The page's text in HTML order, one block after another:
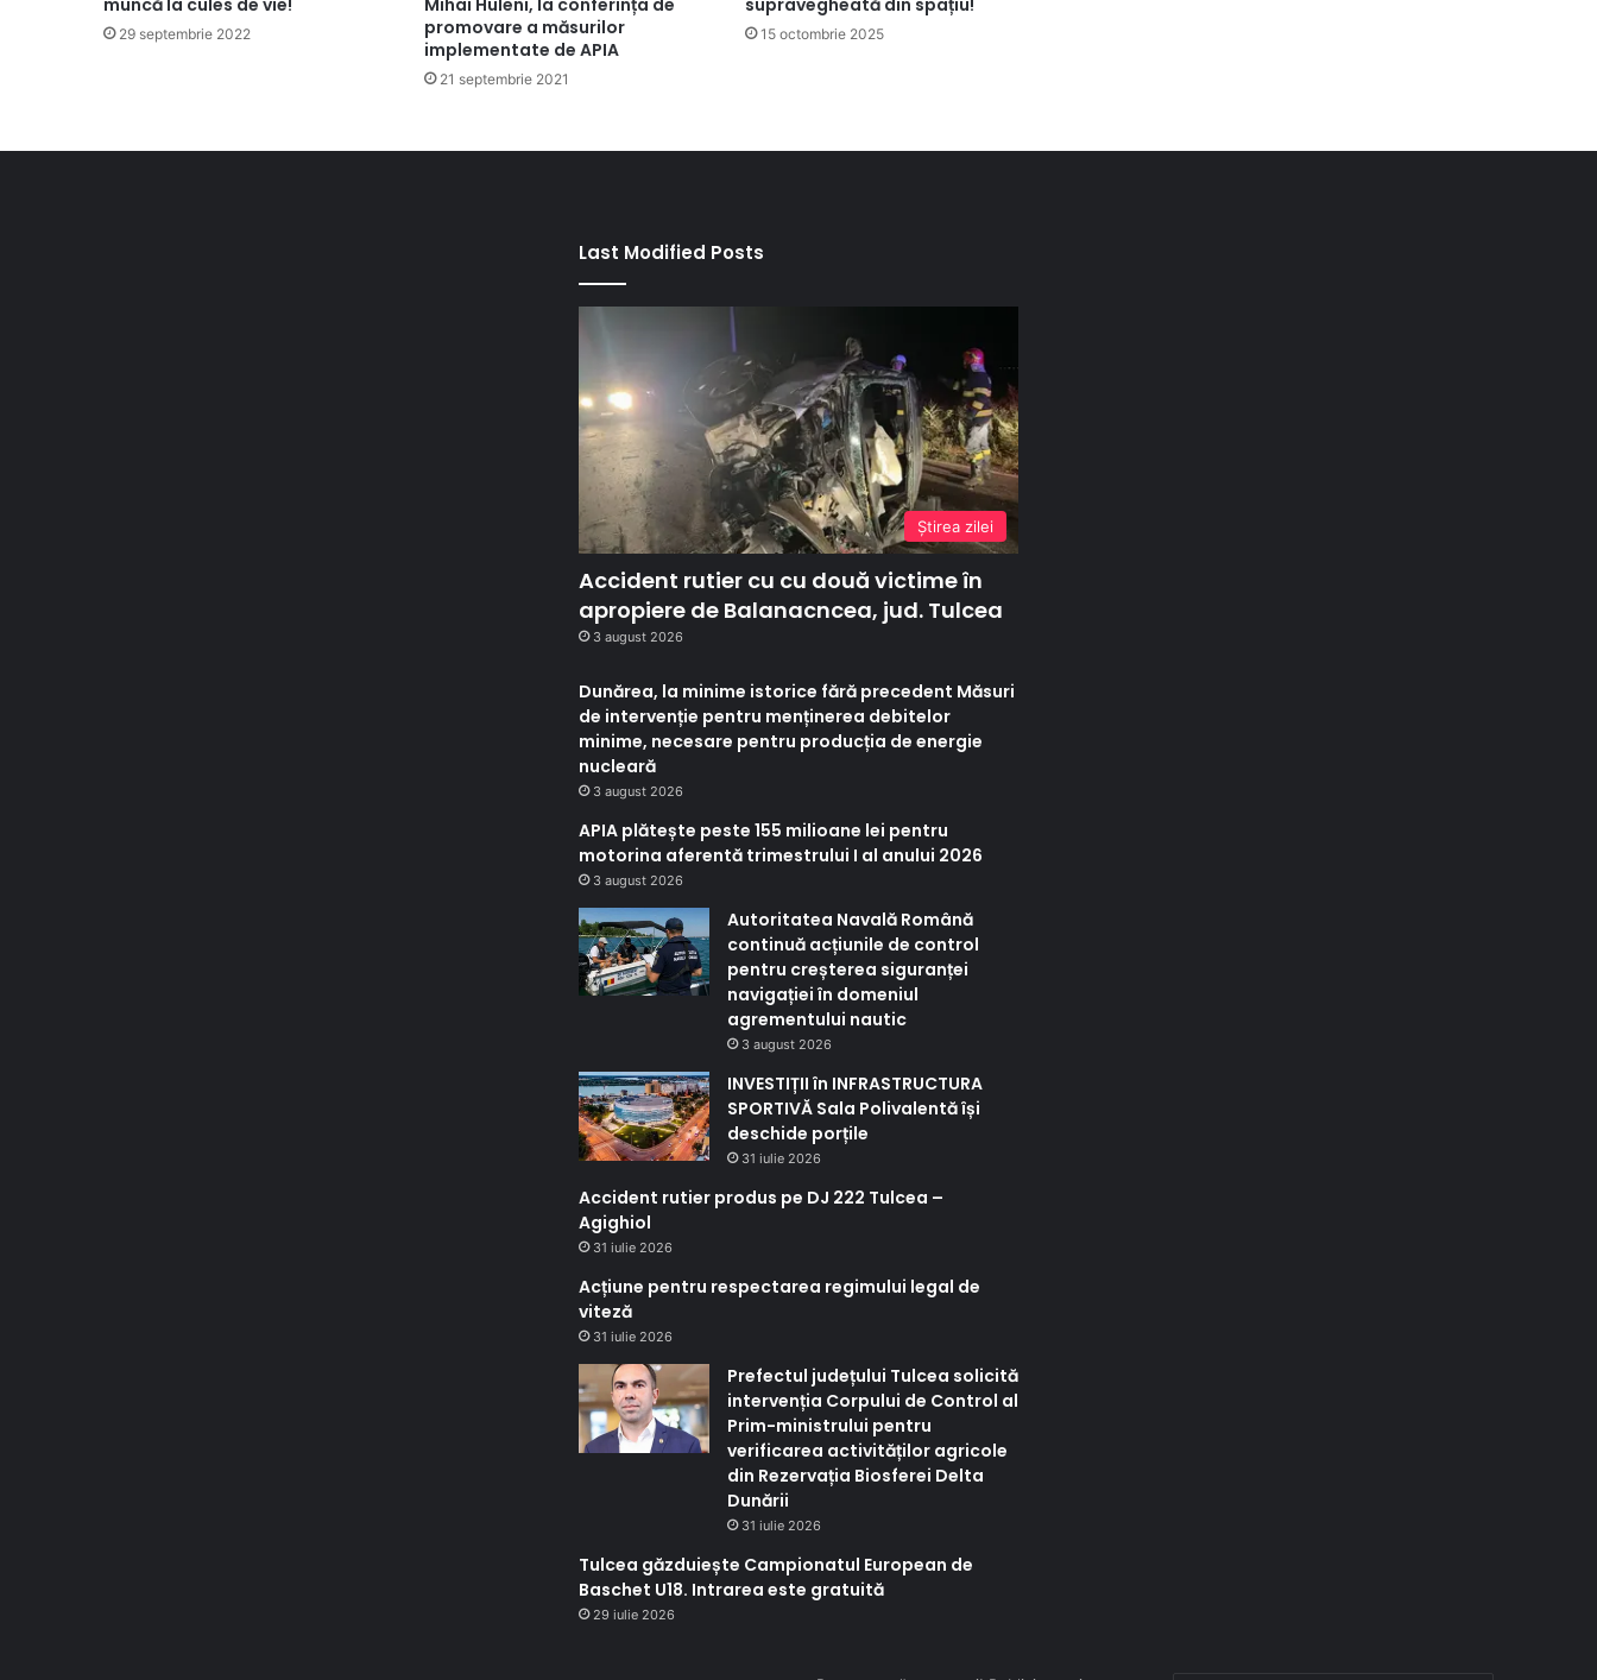
29 septembrie 2022
promovare a măsurilor
implementate de APIA
21 septembrie 2021
15 octombrie 2025
Last Modified Posts
Ştirea zilei
Accident rutier cu cu două victime în
apropiere de Balanacncea, jud. Tulcea
3 august 2026
Dunărea, la minime istorice fără precedent Măsuri
de intervenție pentru menținerea debitelor
minime, necesare pentru producția de energie
nucleară
3 august 2026
APIA plătește peste 155 milioane lei pentru
motorina aferentă trimestrului I al anului 2026
3 august 2026
Autoritatea Navală Română
continuă acțiunile de control
pentru creșterea siguranței
navigației în domeniul
agrementului nautic
3 august 2026
INVESTIȚII în INFRASTRUCTURA
SPORTIVĂ Sala Polivalentă își
deschide porțile
31 iulie 2026
Accident rutier produs pe DJ 222 Tulcea –
Agighiol
31 iulie 2026
Acțiune pentru respectarea regimului legal de
viteză
31 iulie 2026
Prefectul județului Tulcea solicită
intervenția Corpului de Control al
Prim-ministrului pentru
verificarea activităților agricole
din Rezervația Biosferei Delta
Dunării
31 iulie 2026
Tulcea găzduiește Campionatul European de
Baschet U18. Intrarea este gratuită
29 iulie 2026